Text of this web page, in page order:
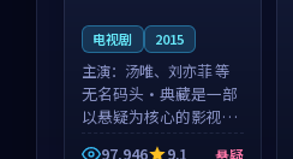
电视剧 2015
主演： 汤唯、刘亦菲 等
无名码头·典藏是一部
以悬疑为核心的影视作
品，围绕危机、反转与
97,946 9.1 悬疑